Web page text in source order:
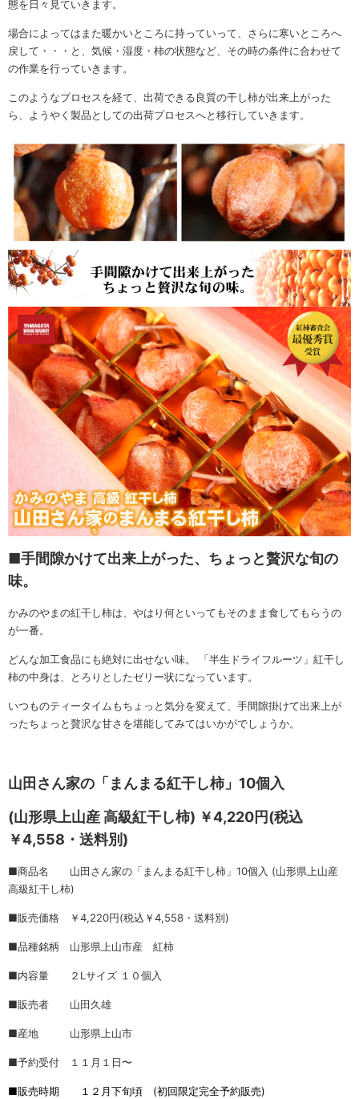
態を日々見ていきます。
場合によってはまた暖かいところに持っていって、さらに寒いところへ
戻して・・・と、気候・湿度・柿の状態など、その時の条件に合わせて
の作業を行っていきます。
このようなプロセスを経て、出荷できる良質の干し柿が出来上がった
ら、ようやく製品としての出荷プロセスへと移行していきます。
■手間隙かけて出来上がった、ちょっと贅沢な旬の
味。
かみのやまの紅干し柿は、やはり何といってもそのまま食してもらうの
が一番。
どんな加工食品にも絶対に出せない味。 「半生ドライフルーツ」紅干し
柿の中身は、とろりとしたゼリー状になっています。
いつものティータイムもちょっと気分を変えて、手間隙掛けて出来上が
ったちょっと贅沢な甘さを堪能してみてはいかがでしょうか。
山田さん家の「まんまる紅干し柿」10個入
(山形県上山産 高級紅干し柿) ￥4,220円(税込
￥4,558・送料別)
■商品名 山田さん家の「まんまる紅干し柿」10個入 (山形県上山産
高級紅干し柿)
■販売価格 ￥4,220円(税込￥4,558・送料別)
■品種銘柄 山形県上山市産 紅柿
■内容量 ２Lサイズ １０個入
■販売者 山田久雄
■産地 山形県上山市
■予約受付 １１月１日〜
■販売時期 １２月下旬頃 (初回限定完全予約販売)